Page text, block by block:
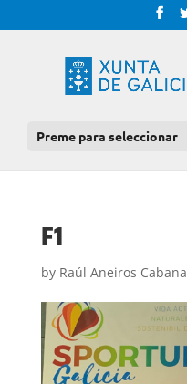
Preme para seleccionar
F1
by Raúl Aneiros Cabana